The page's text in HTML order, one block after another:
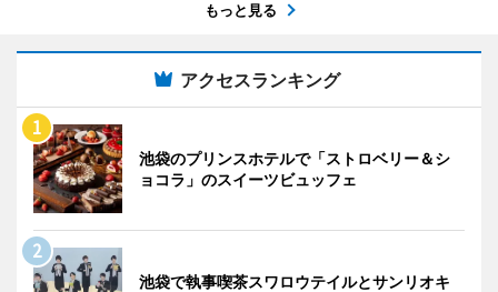
もっと見る
アクセスランキング
池袋のプリンスホテルで「ストロベリー＆シ
ョコラ」のスイーツビュッフェ
池袋で執事喫茶スワロウテイルとサンリオキ